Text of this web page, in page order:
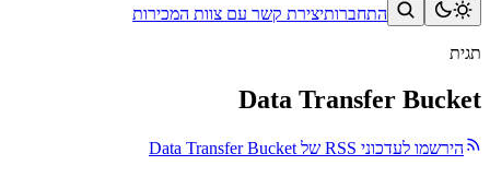
התחברותיצירת קשר עם צוות המכירות
תגית
Data Transfer Bucket
הירשמו לעדכוני RSS של Data Transfer Bucket